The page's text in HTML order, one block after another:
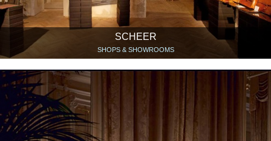
SCHEER
SHOPS & SHOWROOMS